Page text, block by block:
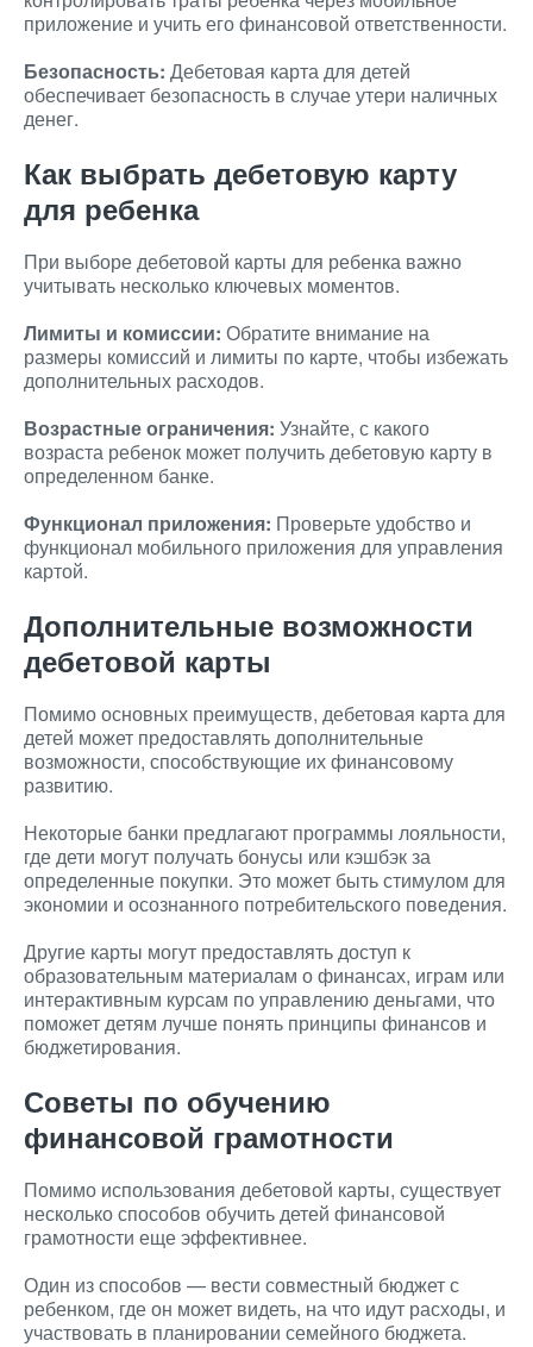
приложение и учить его финансовой ответственности.
Безопасность: Дебетовая карта для детей
обеспечивает безопасность в случае утери наличных
денег.
Как выбрать дебетовую карту
для ребенка
При выборе дебетовой карты для ребенка важно
учитывать несколько ключевых моментов.
Лимиты и комиссии: Обратите внимание на
размеры комиссий и лимиты по карте, чтобы избежать
дополнительных расходов.
Возрастные ограничения: Узнайте, с какого
возраста ребенок может получить дебетовую карту в
определенном банке.
Функционал приложения: Проверьте удобство и
функционал мобильного приложения для управления
картой.
Дополнительные возможности
дебетовой карты
Помимо основных преимуществ, дебетовая карта для
детей может предоставлять дополнительные
возможности, способствующие их финансовому
развитию.
Некоторые банки предлагают программы лояльности,
где дети могут получать бонусы или кэшбэк за
определенные покупки. Это может быть стимулом для
экономии и осознанного потребительского поведения.
Другие карты могут предоставлять доступ к
образовательным материалам о финансах, играм или
интерактивным курсам по управлению деньгами, что
поможет детям лучше понять принципы финансов и
бюджетирования.
Советы по обучению
финансовой грамотности
Помимо использования дебетовой карты, существует
несколько способов обучить детей финансовой
грамотности еще эффективнее.
Один из способов — вести совместный бюджет с
ребенком, где он может видеть, на что идут расходы, и
участвовать в планировании семейного бюджета.